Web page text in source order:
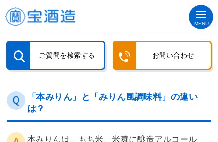
MENU
ご質問を検索する お問い合わせ
「本みりん」と「みりん風調味料」の違い
は？
本みりんは、もち米、米麹に醸造アルコール